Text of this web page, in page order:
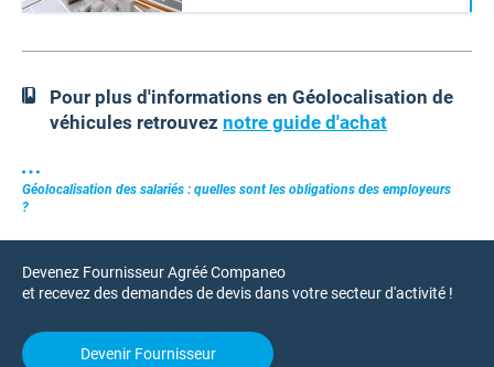
Pour plus d'informations en Géolocalisation de
véhicules retrouvez notre guide d'achat
Géolocalisation des salariés : quelles sont les obligations des employeurs
?
Devenez Fournisseur Agréé Companeo
et recevez des demandes de devis dans votre secteur d'activité !
Devenir Fournisseur